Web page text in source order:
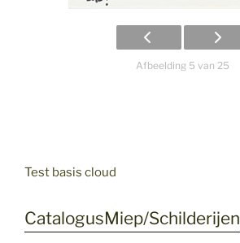
Afbeelding 5 van 25
Test basis cloud
CatalogusMiep/Schilderijen